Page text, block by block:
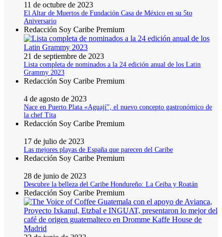
11 de octubre de 2023
El Altar de Muertos de Fundación Casa de México en su 5to
Aniversario
Redacción Soy Caribe Premium
21 de septiembre de 2023
Lista completa de nominados a la 24 edición anual de los Latin
Grammy 2023
Redacción Soy Caribe Premium
4 de agosto de 2023
Nace en Puerto Plata «Aguají”, el nuevo concepto gastronómico de
la chef Tita
Redacción Soy Caribe Premium
17 de julio de 2023
Las mejores playas de España que parecen del Caribe
Redacción Soy Caribe Premium
28 de junio de 2023
Descubre la belleza del Caribe Hondureño: La Ceiba y Roatán
Redacción Soy Caribe Premium